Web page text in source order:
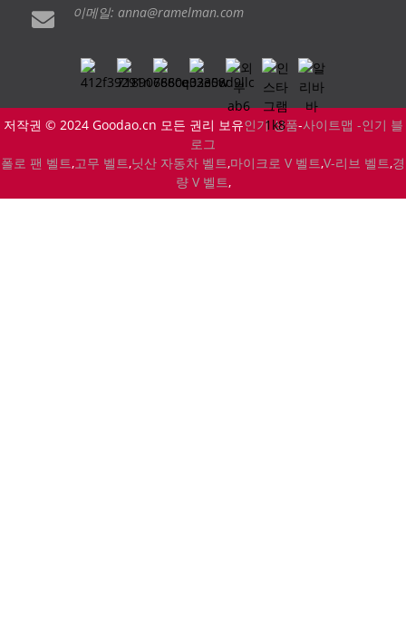
이메일: anna@ramelman.com
저작권 © 2024 Goodao.cn 모든 권리 보유인기 상품-사이트맵 -인기 블
로그
폴로 팬 벨트,고무 벨트,닛산 자동차 벨트,마이크로 V 벨트,V-리브 벨트,경
량 V 벨트,